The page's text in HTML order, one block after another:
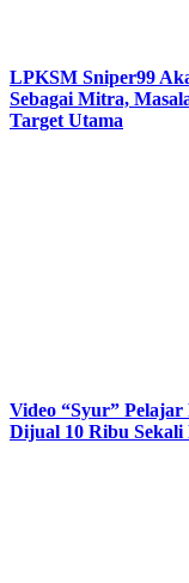
LPKSM Sniper99
Sebagai Mitra,
Target Utama
Video “Syur”
Dijual 10 Ribu